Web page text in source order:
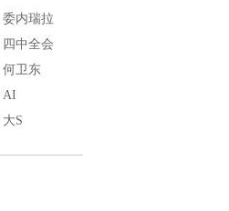
委内瑞拉
四中全会
何卫东
AI
大S